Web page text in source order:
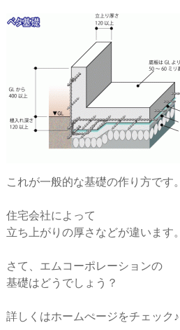
これが一般的な基礎の作り方です。
住宅会社によって
立ち上がりの厚さなどが違います。
さて、エムコーポレーションの
基礎はどうでしょう？
詳しくはホームぺージをチェック♪